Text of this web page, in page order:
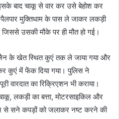
बाद चाकू से वार कर उसे बेहोश कर
मुक्तिधाम के पास ले जाकर लकड़ी
उसकी मौके पर ही मौत हो गई।
के खेत स्थित कुएं तक ले जाया गया और
कुएं में फेंक दिया गया। पुलिस ने
वारदात का रिक्रिएशन भी कराया।
लकड़ी का बत्ता, मोटरसाइकिल और
से सने कपड़ों को जलाकर नष्ट करने की